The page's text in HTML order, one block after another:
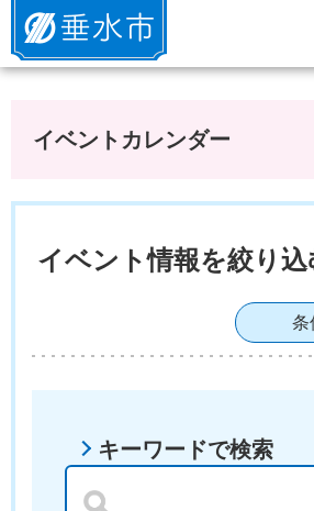
垂水市
イベントカレンダー
イベント情報を絞り込
条
キーワードで検索